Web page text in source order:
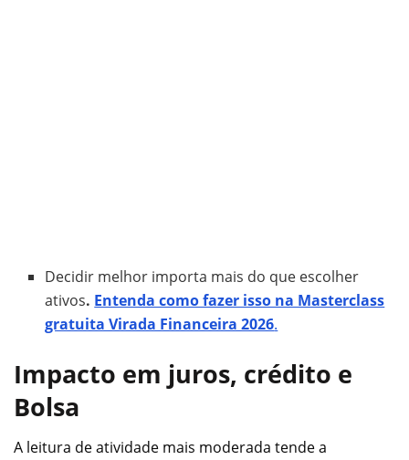
Decidir melhor importa mais do que escolher
ativos. Entenda como fazer isso na Masterclass
gratuita Virada Financeira 2026.
Impacto em juros, crédito e
Bolsa
A leitura de atividade mais moderada tende a